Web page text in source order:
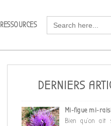
RESSOURCES
Search
for:
DERNIERS
Mi-figue mi-
Bien qu’on